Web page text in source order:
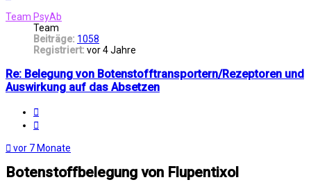
Team PsyAb
Team
Beiträge: 1058
Registriert: vor 4 Jahre
Re: Belegung von Botenstofftransportern/Rezeptoren und
Auswirkung auf das Absetzen
vor 7 Monate
Botenstoffbelegung von Flupentixol